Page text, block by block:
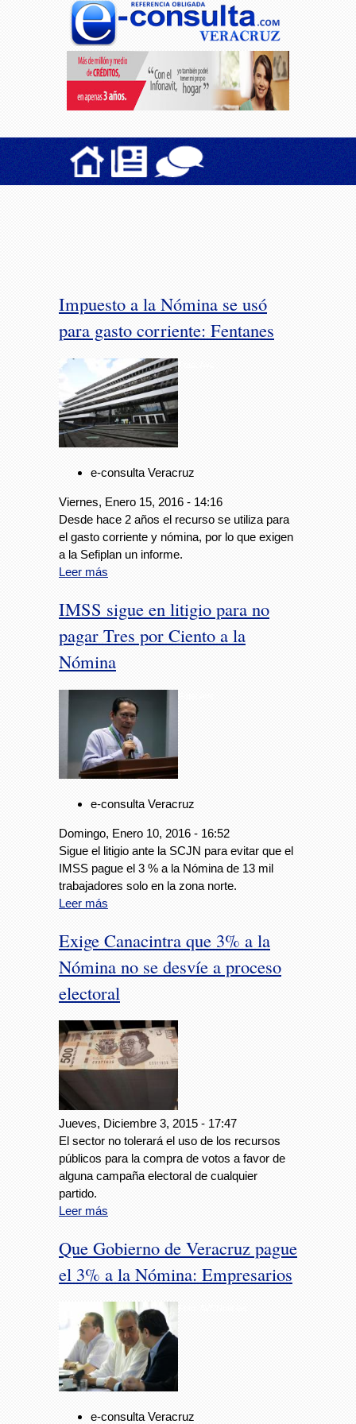
Impuesto a la Nómina se usó
para gasto corriente: Fentanes
e-consulta Veracruz
Viernes, Enero 15, 2016 - 14:16
Desde hace 2 años el recurso se utiliza para
el gasto corriente y nómina, por lo que exigen
a la Sefiplan un informe.
Leer más
IMSS sigue en litigio para no
pagar Tres por Ciento a la
Nómina
e-consulta Veracruz
Domingo, Enero 10, 2016 - 16:52
Sigue el litigio ante la SCJN para evitar que el
IMSS pague el 3 % a la Nómina de 13 mil
trabajadores solo en la zona norte.
Leer más
Exige Canacintra que 3% a la
Nómina no se desvíe a proceso
electoral
Jueves, Diciembre 3, 2015 - 17:47
El sector no tolerará el uso de los recursos
públicos para la compra de votos a favor de
alguna campaña electoral de cualquier
partido.
Leer más
Que Gobierno de Veracruz pague
el 3% a la Nómina: Empresarios
e-consulta Veracruz